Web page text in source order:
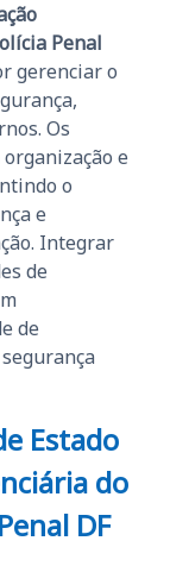
Penal
gerenciar o
Os
e
o
e
Integrar
de
de
Estado
do
DF